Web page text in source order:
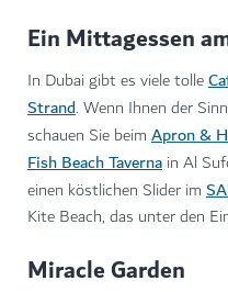
Ein Mittagessen
In Dubai gibt es viele tolle
Strand. Wenn Ihnen der
schauen Sie beim Apron &
Fish Beach Taverna in Al
einen köstlichen Slider im
Kite Beach, das unter den
Miracle Garden